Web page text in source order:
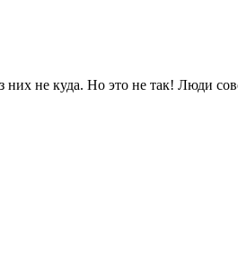
не куда. Но это не так! Люди